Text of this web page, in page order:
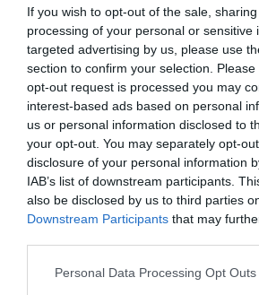
If you wish to opt-out of the sale,
processing of your personal or sensitive
targeted advertising by us, please use
section to confirm your selection.
opt-out request is processed you may
interest-based ads based on personal
us or personal information disclosed to
your opt-out. You may separately opt-
disclosure of your personal information
IAB’s list of downstream participants.
also be disclosed by us to third parties
Downstream Participants that may
Personal Data Processing Opt Outs